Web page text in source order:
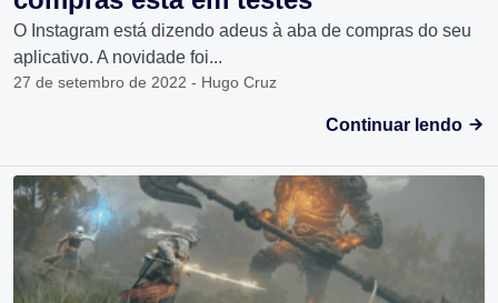
O Instagram está dizendo adeus à aba de compras do seu
aplicativo. A novidade foi...
27 de setembro de 2022 - Hugo Cruz
Continuar lendo